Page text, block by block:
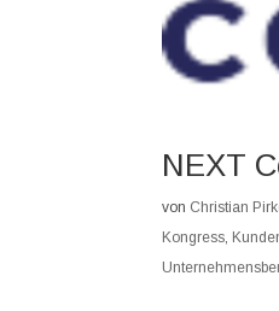
NEXT
von Christian
Kongress